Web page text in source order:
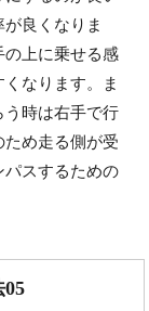
良くなりま
の上に乗せる感
なります。ま
う時は右手で行
め走る側が受
パスするための